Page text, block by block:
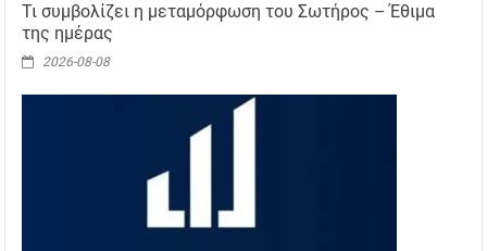
Τι συμβολίζει η μεταμόρφωση του Σωτήρος – Έθιμα
της ημέρας
2026-08-08